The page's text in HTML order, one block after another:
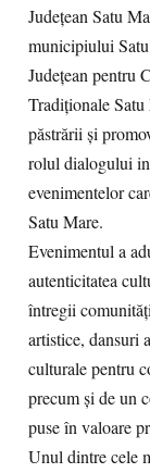
Județean Satu
municipiului
Județean pentru
Tradiționale
păstrării și
rolul dialogului
evenimentelor
Satu Mare.
Evenimentul a
autenticitatea
întregii
artistice, dansuri
culturale pentru
precum și de un
puse în valoare
Unul dintre cele